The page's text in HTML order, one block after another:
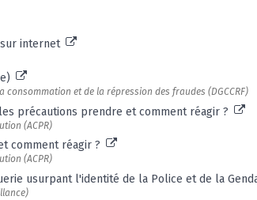
internet
et de la répression des fraudes (DGCCRF)
précautions prendre et comment réagir ?
(ACPR)
comment réagir ?
(ACPR)
usurpant l'identité de la Police et de la